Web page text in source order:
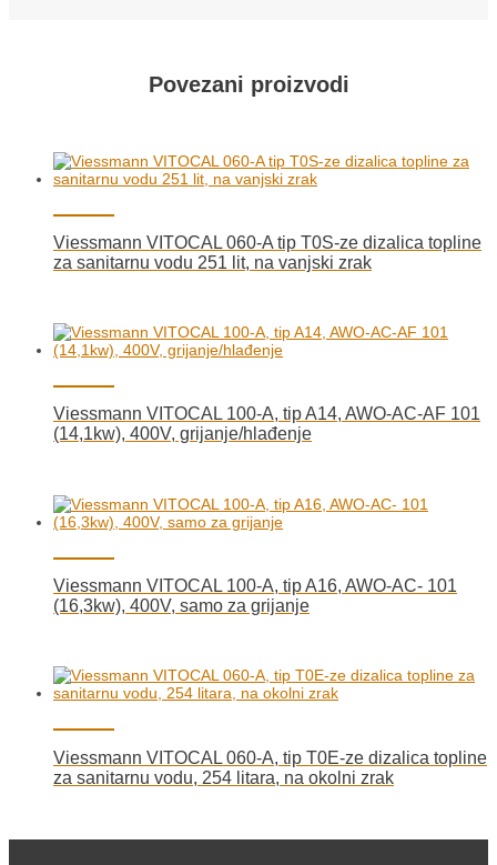
Povezani proizvodi
Viessmann VITOCAL 060-A tip T0S-ze dizalica topline
za sanitarnu vodu 251 lit, na vanjski zrak
Viessmann VITOCAL 100-A, tip A14, AWO-AC-AF 101
(14,1kw), 400V, grijanje/hlađenje
Viessmann VITOCAL 100-A, tip A16, AWO-AC- 101
(16,3kw), 400V, samo za grijanje
Viessmann VITOCAL 060-A, tip T0E-ze dizalica topline
za sanitarnu vodu, 254 litara, na okolni zrak